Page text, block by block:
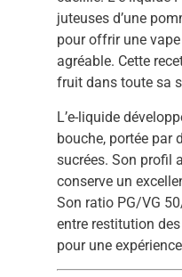
juteuses d’une
pour offrir une
agréable. Cette
fruit dans toute sa
L’e-liquide
bouche, portée par
sucrées. Son profil
conserve un
Son ratio PG/VG
entre restitution
pour une